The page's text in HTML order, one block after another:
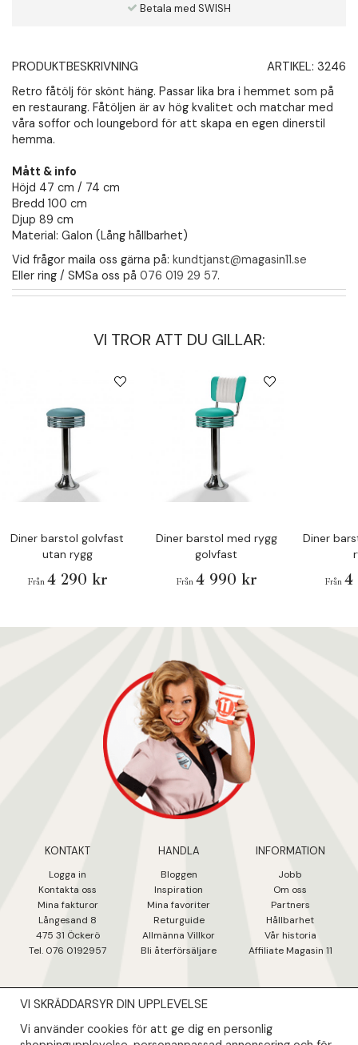
Betala med SWISH
PRODUKTBESKRIVNING ARTIKEL: 3246
Retro fåtölj för skönt häng. Passar lika bra i hemmet som på
en restaurang. Fåtöljen är av hög kvalitet och matchar med
våra soffor och loungebord för att skapa en egen dinerstil
hemma.
Mått & info
Höjd 47 cm / 74 cm
Bredd 100 cm
Djup 89 cm
Material: Galon (Lång hållbarhet)
Vid frågor maila oss gärna på: kundtjanst@magasin11.se
Eller ring / SMSa oss på 076 019 29 57.
VI TROR ATT DU GILLAR:
Diner barstol golvfast
utan rygg
Från 4 290 kr
Diner barstol med rygg
golvfast
Från 4 990 kr
Diner
Från 4
KONTAKT
Logga in
Kontakta oss
Mina fakturor
Långesand 8
475 31 Öckerö
Tel. 076 0192957
HANDLA
Bloggen
Inspiration
Mina favoriter
Returguide
Allmänna Villkor
Bli återförsäljare
INFORMATION
Jobb
Om oss
Partners
Hållbarhet
Vår historia
Affiliate Magasin 11
NYHETSBREV
Såklart skall du ta del av våra bästa erbjudanden & nyheter!
VI SKRÄDDARSYR DIN UPPLEVELSE
Vi använder cookies för att ge dig en personlig